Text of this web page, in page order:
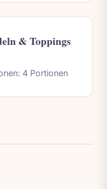
& Toppings
4 Portionen